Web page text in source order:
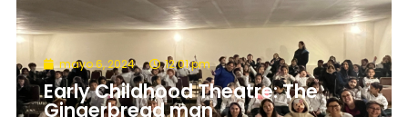
mayo 6, 2024 12:01 pm
Early Childhood Theatre: The
Gingerbread man